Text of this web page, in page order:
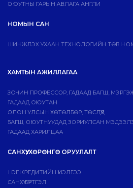
ОЮУТНЫ ГАРЫН АВЛАГА АНГЛИ
НОМЫН САН
ШИНЖЛЭХ УХААН ТЕХНОЛОГИЙН ТӨВ
ХАМТЫН АЖИЛЛАГАА
ЗОЧИН ПРОФЕССОР, ГАДААД БАГШ,
ГАДААД ОЮУТАН
ОЛОН УЛСЫН ХӨТӨЛБӨР, ТӨСЛҮҮД
БАГШ, ОЮУТНУУДАД ЗОРИУЛСАН
ГАДААД ХАРИЛЦАА
САНХҮҮ, ХӨРӨНГӨ ОРУУЛАЛТ
НЭГ КРЕДИТИЙН ҮНЭЛГЭЭ
САНХҮҮ БҮРТГЭЛ